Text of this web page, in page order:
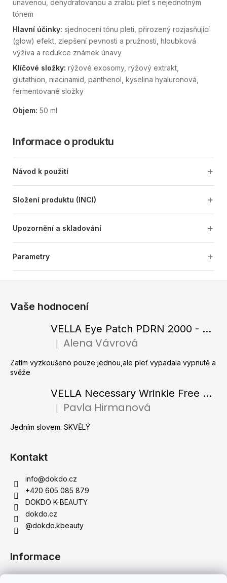
unavenou, dehydratovanou a zralou pleť s nejednotným
tónem
Hlavní účinky: sjednocení tónu pleti, přirozený rozjasňující
(glow) efekt, zlepšení pevnosti a pružnosti, hloubková
výživa a redukce známek únavy
Klíčové složky: rýžové exosomy, rýžový extrakt,
glutathion, niacinamid, panthenol, kyselina hyaluronová,
fermentované složky
Objem: 50 ml
Informace o produktu
Návod k použití
Složení produktu (INCI)
Upozornění a skladování
Parametry
Vaše hodnocení
VELLA Eye Patch PDRN 2000 - Tající hydrogelové náplasti pod oči s PDRN 72 g / 60 ks
Hodnocení produktu je 5 z 5 hvězdiček.
Alena Vávrová
Zatím vyzkoušeno pouze jednou,ale pleť vypadala vypnutě a
svěže
VELLA Necessary Wrinkle Free Ampoule - Protivrásková ampule s kolagenovými vlákny a zlatým práškem 50 ml
Hodnocení produktu je 5 z 5 hvězdiček.
Pavla Hirmanová
Jedním slovem: SKVĚLÝ
Kontakt
info@dokdo.cz
+420 605 085 879
DOKDO K-BEAUTY
dokdo.cz
@dokdo.kbeauty
Informace